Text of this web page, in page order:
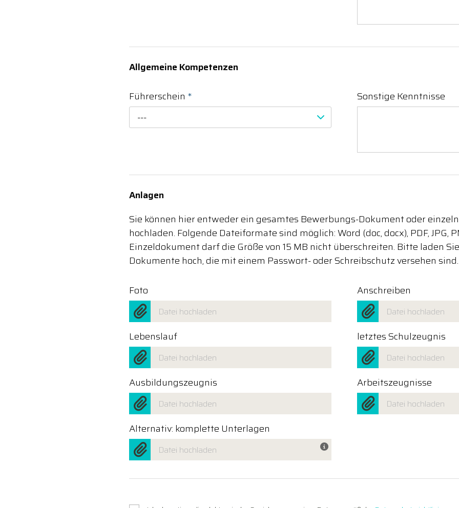
Allgemeine Kompetenzen
Führerschein *
---
Sonstige Kenntnisse
Anlagen
Sie können hier entweder ein gesamtes Bewerbungs-Dokument oder
hochladen. Folgende Dateiformate sind möglich: Word (doc, docx), PDF, JPG,
Einzeldokument darf die Größe von 15 MB nicht überschreiten. Bitte laden
Dokumente hoch, die mit einem Passwort- oder Schreibschutz versehen sind.
Foto
Datei hochladen
Anschreiben
Datei hochladen
Lebenslauf
Datei hochladen
letztes Schulzeugnis
Datei hochladen
Ausbildungszeugnis
Datei hochladen
Arbeitszeugnisse
Datei hochladen
Alternativ: komplette Unterlagen
Datei hochladen